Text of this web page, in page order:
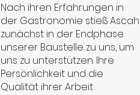
Nach ihren Erfahrungen in
der Gastronomie stieß Ascah
zunächst in der Endphase
unserer Baustelle zu uns, um
uns zu unterstützen. Ihre
Persönlichkeit und die
Qualität ihrer Arbeit